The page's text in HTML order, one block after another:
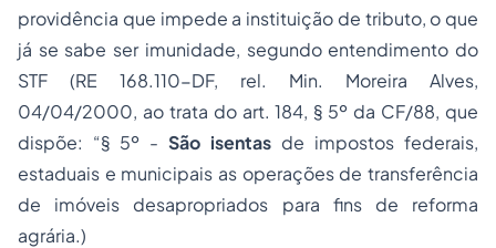
providência que impede a instituição de tributo, o que
já se sabe ser imunidade, segundo entendimento do
STF (RE 168.110-DF, rel. Min. Moreira Alves,
04/04/2000, ao trata do art. 184, § 5º da CF/88, que
dispõe: “§ 5º - São isentas de impostos federais,
estaduais e municipais as operações de transferência
de imóveis desapropriados para fins de reforma
agrária.)